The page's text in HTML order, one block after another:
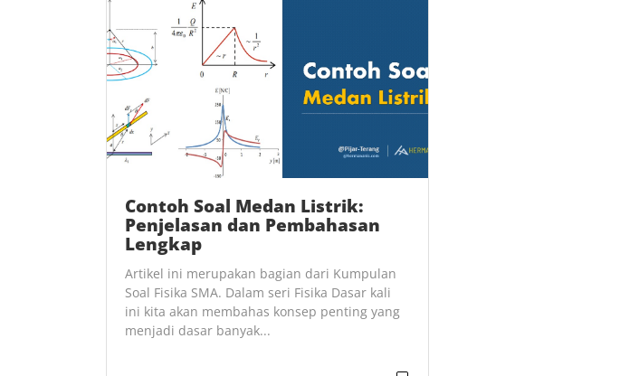
Contoh Soal Medan Listrik:
Penjelasan dan Pembahasan
Lengkap
Artikel ini merupakan bagian dari Kumpulan
Soal Fisika SMA. Dalam seri Fisika Dasar kali
ini kita akan membahas konsep penting yang
menjadi dasar banyak...